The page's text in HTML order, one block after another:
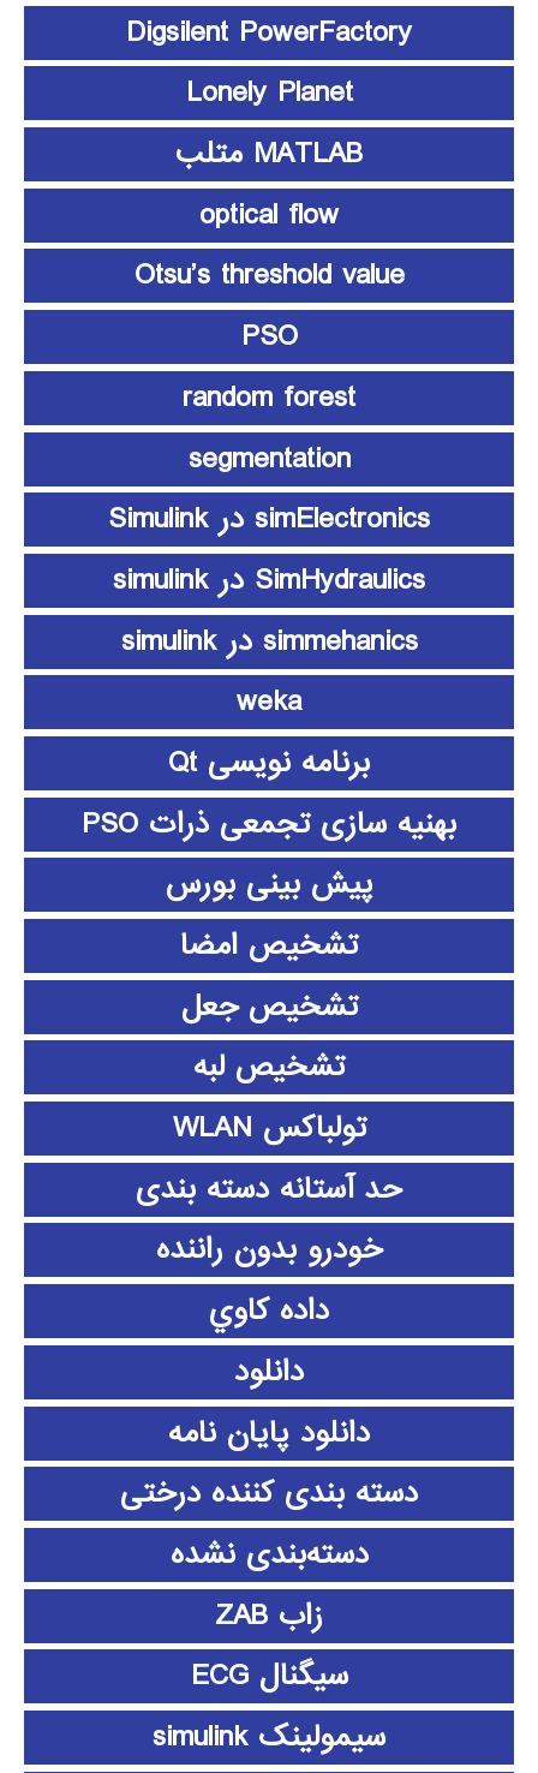
Digsilent PowerFactory
Lonely Planet
MATLAB متلب
optical flow
Otsu’s threshold value
PSO
random forest
segmentation
simElectronics در Simulink
SimHydraulics در simulink
simmehanics در simulink
weka
برنامه نویسی Qt
بهنیه سازی تجمعی ذرات PSO
پیش بینی بورس
تشخیص امضا
تشخیص جعل
تشخیص لبه
تولباکس WLAN
حد آستانه دسته بندی
خودرو بدون راننده
داده كاوي
دانلود
دانلود پايان نامه
دسته بندی کننده درختی
دسته‌بندی نشده
زاب ZAB
سیگنال ECG
سیمولینک simulink